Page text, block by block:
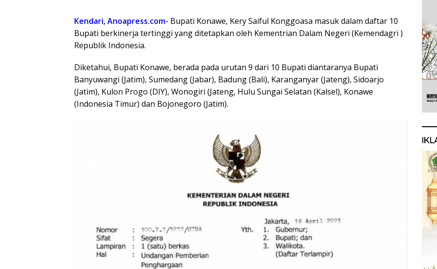
Kendari, Anoapress.com- Bupati Konawe, Kery Saiful Konggoasa masuk dalam daftar 10
Bupati berkinerja tertinggi yang ditetapkan oleh Kementrian Dalam Negeri (Kemendagri )
Republik Indonesia.
Diketahui, Bupati Konawe, berada pada urutan 9 dari 10 Bupati diantaranya Bupati
Banyuwangi (Jatim), Sumedang (Jabar), Badung (Bali), Karanganyar (Jateng), Sidoarjo
(Jatim), Kulon Progo (DIY), Wonogiri (Jateng, Hulu Sungai Selatan (Kalsel), Konawe
(Indonesia Timur) dan Bojonegoro (Jatim).